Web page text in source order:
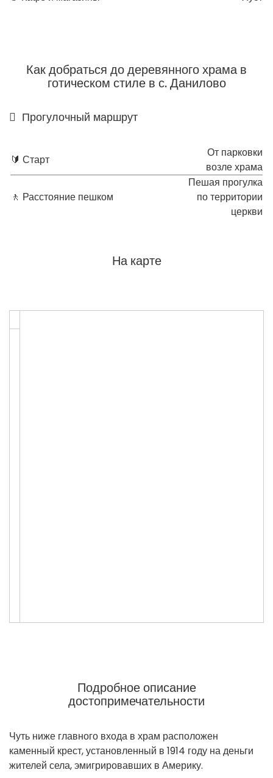
Как добраться до деревянного храма в
готическом стиле в с. Данилово
Прогулочный маршрут
🔰 Старт
От парковки
возле храма
🚶 Расстояние пешком
Пешая прогулка
по территории
церкви
На карте
Подробное описание
достопримечательности
Чуть ниже главного входа в храм расположен
каменный крест, установленный в 1914 году на деньги
жителей села, эмигрировавших в Америку.